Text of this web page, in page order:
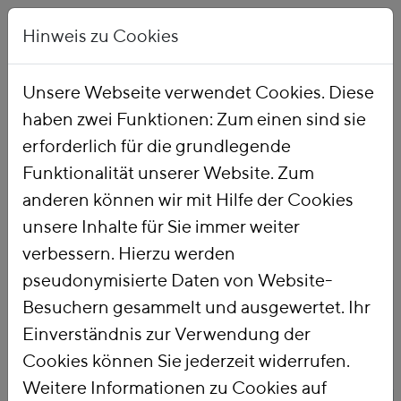
Startseite Publikationen
Titel
Steuervergünstigung
für Dieselkraftstoff
Hinweis zu Cookies
Unsere Webseite verwendet Cookies. Diese
haben zwei Funktionen: Zum einen sind sie
erforderlich für die grundlegende
Funktionalität unserer Website. Zum
anderen können wir mit Hilfe der Cookies
unsere Inhalte für Sie immer weiter
verbessern. Hierzu werden
pseudonymisierte Daten von Website-
Besuchern gesammelt und ausgewertet. Ihr
Einverständnis zur Verwendung der
Cookies können Sie jederzeit widerrufen.
Weitere Informationen zu Cookies auf